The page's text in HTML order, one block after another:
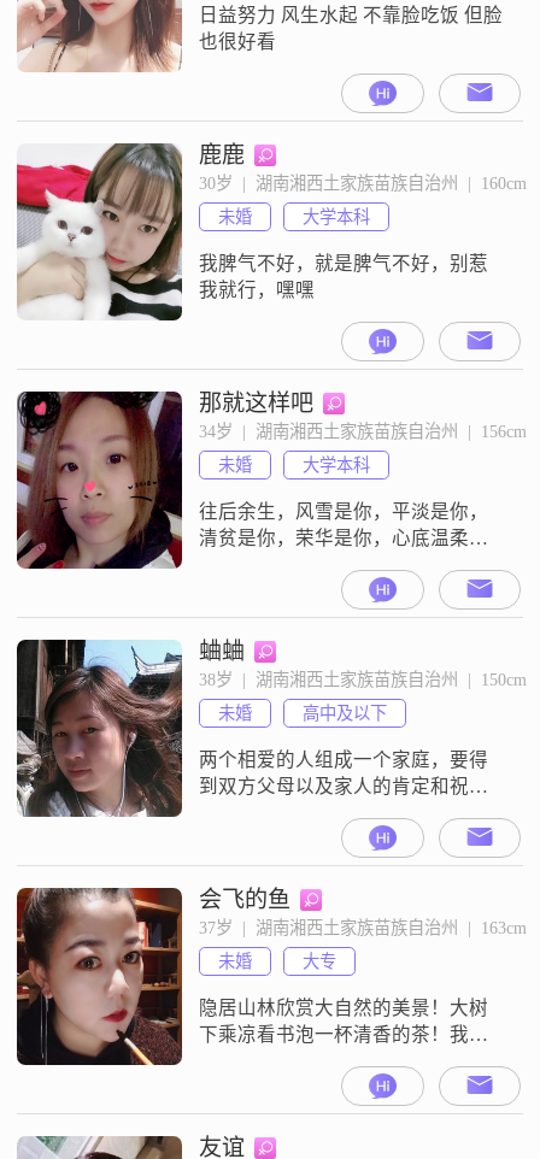
日益努力 风生水起 不靠脸吃饭 但脸
也很好看
鹿鹿
30岁  |  湖南湘西土家族苗族自治州  |  160cm
未婚
大学本科
我脾气不好，就是脾气不好，别惹
我就行，嘿嘿
那就这样吧
34岁  |  湖南湘西土家族苗族自治州  |  156cm
未婚
大学本科
往后余生，风雪是你，平淡是你，
清贫是你，荣华是你，心底温柔是
蛐蛐
38岁  |  湖南湘西土家族苗族自治州  |  150cm
未婚
高中及以下
两个相爱的人组成一个家庭，要得
到双方父母以及家人的肯定和祝福
未至，祸已远离；人为恶，祸虽未
至，福已远离。 我一无所有，唯有
的是一颗善良的心。外向性格，单
纯，朋友们说我比较有感染力，偶
尔也会懒懒地。我是个比较喜欢安
静，经常自己一个人做自己喜欢的
事情，比如养花，泡功夫茶做菜或
甜点，爬山，骑车，
会飞的鱼
37岁  |  湖南湘西土家族苗族自治州  |  163cm
未婚
大专
隐居山林欣赏大自然的美景！大树
下乘凉看书泡一杯清香的茶！我看
友谊